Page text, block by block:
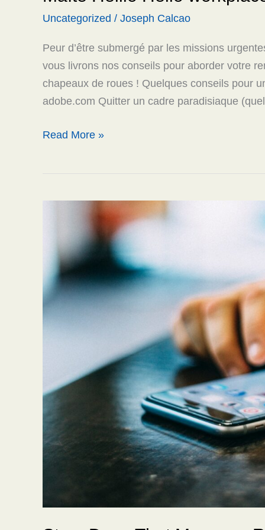
Uncategorized / Joseph Calcao
Peur d’être submergé par les missions
vous livrons nos conseils pour aborder votre
chapeaux de roues ! Quelques conseils pour
adobe.com Quitter un cadre paradisiaque
Read More »
Message
Really
Need
to
by
D
Ellis
HBR